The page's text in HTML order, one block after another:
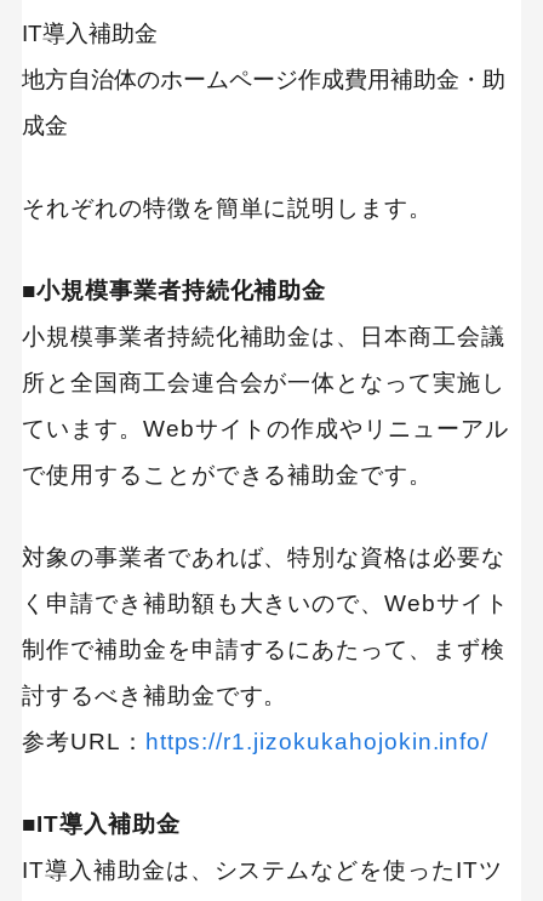
MEO
TikTok運用代行Tips
インフルエンサーマーケTips
コンテンツマーケティング
サイト改善
ディスプレイ広告
フレームワーク
ホワイトペーパー
リンクビルディング
採用サイト
調査レポート
IT導入補助金
地方自治体のホームページ作成費用補助金・助
成金
それぞれの特徴を簡単に説明します。
■小規模事業者持続化補助金
小規模事業者持続化補助金は、日本商工会議
所と全国商工会連合会が一体となって実施し
ています。Webサイトの作成やリニューアル
で使用することができる補助金です。
対象の事業者であれば、特別な資格は必要な
く申請でき補助額も大きいので、Webサイト
制作で補助金を申請するにあたって、まず検
討するべき補助金です。
参考URL： https://r1.jizokukahojokin.info/
■IT導入補助金
IT導入補助金は、システムなどを使ったITツ